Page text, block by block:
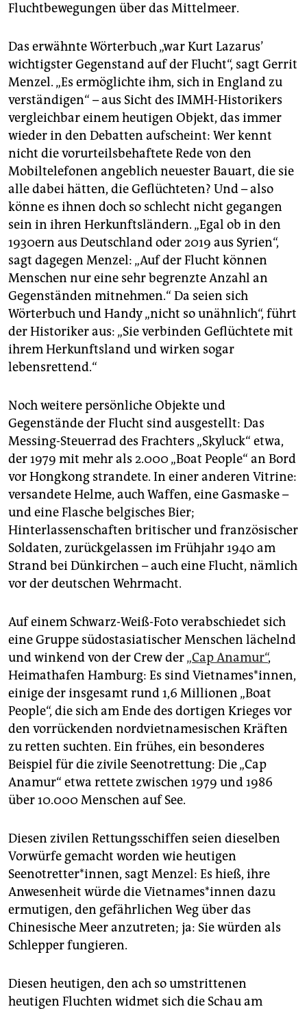
Fluchtbewegungen über das Mittelmeer.
Das erwähnte Wörterbuch „war Kurt Lazarus’
wichtigster Gegenstand auf der Flucht“, sagt Gerrit
Menzel. „Es ermöglichte ihm, sich in England zu
verständigen“ – aus Sicht des IMMH-Historikers
vergleichbar einem heutigen Objekt, das immer
wieder in den Debatten aufscheint: Wer kennt
nicht die vorurteilsbehaftete Rede von den
Mobiltelefonen angeblich neuester Bauart, die sie
alle dabei hätten, die Geflüchteten? Und – also
könne es ihnen doch so schlecht nicht gegangen
sein in ihren Herkunftsländern. „Egal ob in den
1930ern aus Deutschland oder 2019 aus Syrien“,
sagt dagegen Menzel: „Auf der Flucht können
Menschen nur eine sehr begrenzte Anzahl an
Gegenständen mitnehmen.“ Da seien sich
Wörterbuch und Handy „nicht so unähnlich“, führt
der Historiker aus: „Sie verbinden Geflüchtete mit
ihrem Herkunftsland und wirken sogar
lebensrettend.“
Noch weitere persönliche Objekte und
Gegenstände der Flucht sind ausgestellt: Das
Messing-Steuerrad des Frachters „Skyluck“ etwa,
der 1979 mit mehr als 2.000 „Boat People“ an Bord
vor Hongkong strandete. In einer anderen Vitrine:
versandete Helme, auch Waffen, eine Gasmaske –
und eine Flasche belgisches Bier;
Hinterlassenschaften britischer und französischer
Soldaten, zurückgelassen im Frühjahr 1940 am
Strand bei Dünkirchen – auch eine Flucht, nämlich
vor der deutschen Wehrmacht.
Auf einem Schwarz-Weiß-Foto verabschiedet sich
eine Gruppe südostasiatischer Menschen lächelnd
und winkend von der Crew der„Cap Anamur“,
Heimathafen Hamburg: Es sind Vietnames*innen,
einige der insgesamt rund 1,6 Millionen „Boat
People“, die sich am Ende des dortigen Krieges vor
den vorrückenden nordvietnamesischen Kräften
zu retten suchten. Ein frühes, ein besonderes
Beispiel für die zivile Seenotrettung: Die „Cap
Anamur“ etwa rettete zwischen 1979 und 1986
über 10.000 Menschen auf See.
Diesen zivilen Rettungsschiffen seien dieselben
Vorwürfe gemacht worden wie heutigen
Seenotretter*innen, sagt Menzel: Es hieß, ihre
Anwesenheit würde die Vietnames*innen dazu
ermutigen, den gefährlichen Weg über das
Chinesische Meer anzutreten; ja: Sie würden als
Schlepper fungieren.
Diesen heutigen, den ach so umstrittenen
heutigen Fluchten widmet sich die Schau am